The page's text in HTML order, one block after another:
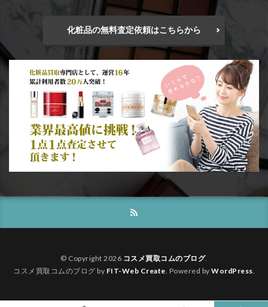
化粧品の無料査定依頼はこちらから
© Copyright 2026 コスメ買取コムのブログ.
コスメ買取コムのブログ by FIT-Web Create. Powered by WordPress.